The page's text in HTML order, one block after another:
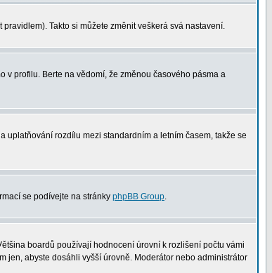
Takto si můžete změnit veškerá svá nastavení.
v profilu. Berte na vědomí, že změnou časového pásma a
uplatňování rozdílu mezi standardním a letním časem, takže se
se podívejte na stránky phpBB Group.
boardů používají hodnocení úrovní k rozlišení počtu vámi
jen, abyste dosáhli vyšší úrovně. Moderátor nebo administrátor